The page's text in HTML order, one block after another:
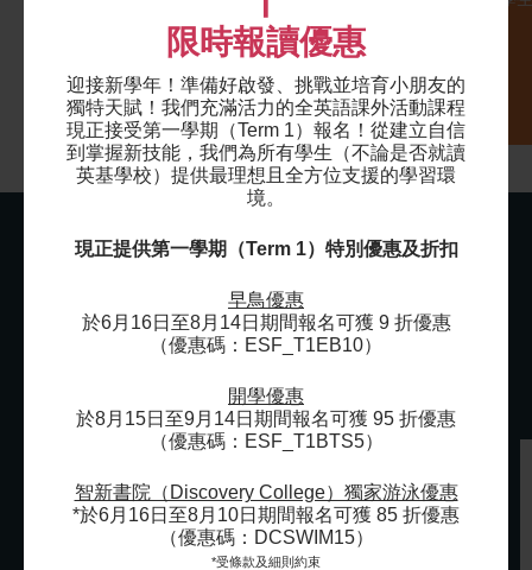
限時報讀優惠
迎接新學年！準備好啟發、挑戰並培育小朋友的
獨特天賦！我們充滿活力的全英語課外活動課程
現正接受第一學期（Term 1）報名！ 從建立自信
到掌握新技能，我們為所有學生（不論是否就讀
英基學校）提供最理想且全方位支援的學習環
境。
現正提供第一學期（Term 1）特別優惠及折扣
早鳥優惠
於6月16日至8月14日期間報名可獲 9 折優惠
（優惠碼：ESF_T1EB10）
開學優惠
於8月15日至9月14日期間報名可獲 95 折優惠
（優惠碼：ESF_T1BTS5）
智新書院（Discovery College）獨家游泳優惠
*於6月16日至8月10日期間報名可獲 85 折優惠
（優惠碼：DCSWIM15）
*受條款及細則約束
家長分享
幼稚園英文班